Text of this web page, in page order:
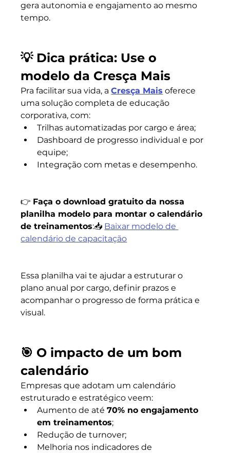
gera autonomia e engajamento ao mesmo
tempo.
💡 Dica prática: Use o
modelo da Cresça Mais
Pra facilitar sua vida, a Cresça Mais oferece
uma solução completa de educação
corporativa, com:
Trilhas automatizadas por cargo e área;
Dashboard de progresso individual e por
equipe;
Integração com metas e desempenho.
👉 Faça o download gratuito da nossa
planilha modelo para montar o calendário
de treinamentos:📥 Baixar modelo de
calendário de capacitação
Essa planilha vai te ajudar a estruturar o
plano anual por cargo, definir prazos e
acompanhar o progresso de forma prática e
visual.
🎯 O impacto de um bom
calendário
Empresas que adotam um calendário
estruturado e estratégico veem:
Aumento de até 70% no engajamento
em treinamentos;
Redução de turnover;
Melhoria nos indicadores de